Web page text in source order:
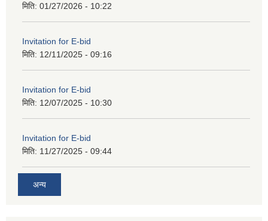
मिति: 01/27/2026 - 10:22
Invitation for E-bid
मिति: 12/11/2025 - 09:16
Invitation for E-bid
मिति: 12/07/2025 - 10:30
Invitation for E-bid
मिति: 11/27/2025 - 09:44
अन्य